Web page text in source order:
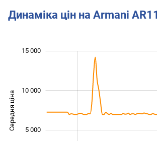
Динаміка цін на Armani
Середня ціна 10 000
15 000
5 000